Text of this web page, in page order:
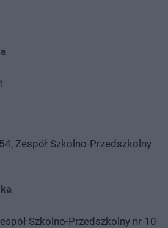
Zespół Szkolno-Przedszkolny
Szkolno-Przedszkolny nr 10